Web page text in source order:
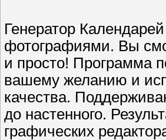
Генератор
фотографиями. Вы
и просто! Программа
вашему желанию и
качества.
до настенного.
графических